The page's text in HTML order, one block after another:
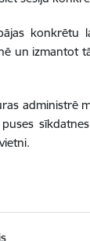
konkrētu
un izmantot